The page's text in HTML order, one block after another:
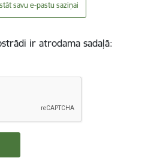
savu e-pastu saziņai
ir atrodama sadaļā: